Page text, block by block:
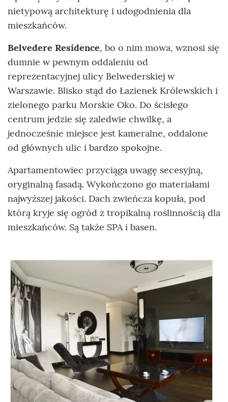
nietypową architekturę i udogodnienia dla
mieszkańców.
Belvedere Residence, bo o nim mowa, wznosi się
dumnie w pewnym oddaleniu od
reprezentacyjnej ulicy Belwederskiej w
Warszawie. Blisko stąd do Łazienek Królewskich i
zielonego parku Morskie Oko. Do ścisłego
centrum jedzie się zaledwie chwilkę, a
jednocześnie miejsce jest kameralne, oddalone
od głównych ulic i bardzo spokojne.
Apartamentowiec przyciąga uwagę secesyjną,
oryginalną fasadą. Wykończono go materiałami
najwyższej jakości. Dach zwieńcza kopuła, pod
którą kryje się ogród z tropikalną roślinnością dla
mieszkańców. Są także SPA i basen.